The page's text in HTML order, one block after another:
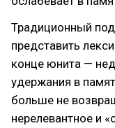
Традиционный
представить
конце юнита —
удержания в
больше не
нерелевантное и